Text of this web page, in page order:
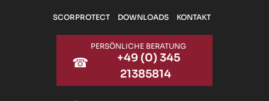
Zum Hauptinhalt springen
SCORPROTECT DOWNLOADS KONTAKT
☎
PERSÖNLICHE BERATUNG
+49 (0) 345
21385814